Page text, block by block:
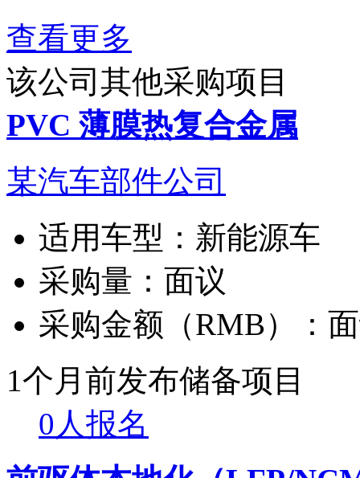
查看更多
该公司其他采购项目
PVC 薄膜热复合金属
某汽车部件公司
适用车型： 新能源车
采购量： 面议
采购金额（RMB）：
1个月前发布储备项目
0人报名